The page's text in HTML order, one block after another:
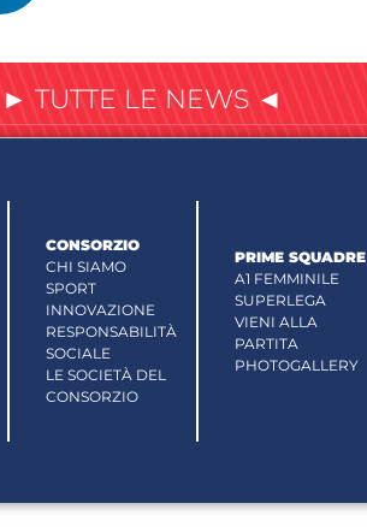
► TUTTE LE NEWS ◄
CONSORZIO
CHI SIAMO
SPORT
INNOVAZIONE
RESPONSABILITÀ
SOCIALE
LE SOCIETÀ DEL
CONSORZIO
PRIME SQUADRE
A1 FEMMINILE
SUPERLEGA
VIENI ALLA
PARTITA
PHOTOGALLERY